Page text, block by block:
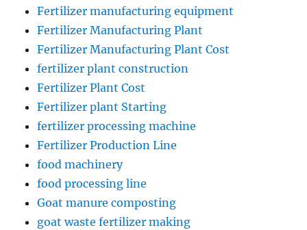
Fertilizer manufacturing equipment
Fertilizer Manufacturing Plant
Fertilizer Manufacturing Plant Cost
fertilizer plant construction
Fertilizer Plant Cost
Fertilizer plant Starting
fertilizer processing machine
Fertilizer Production Line
food machinery
food processing line
Goat manure composting
goat waste fertilizer making